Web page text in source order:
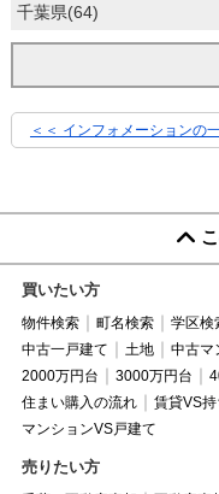
千葉県(64)
＜＜ インフォメーションの
買いたい方
物件検索 町名検索 学区検
中古一戸建て
土地 中古マ
2000万円台
3000万円台
住まい購入の流れ
賃貸VS持
マンションVS戸建て
売りたい方